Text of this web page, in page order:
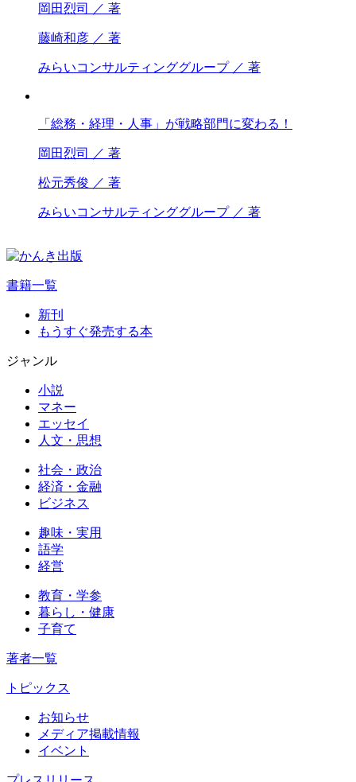
岡田烈司 ／ 著
藤崎和彦 ／ 著
みらいコンサルティンググループ ／ 著
「総務・経理・人事」が戦略部門に変わる！
岡田烈司 ／ 著
松元秀俊 ／ 著
みらいコンサルティンググループ ／ 著
書籍一覧
新刊
もうすぐ発売する本
ジャンル
小説
マネー
エッセイ
人文・思想
社会・政治
経済・金融
ビジネス
趣味・実用
語学
経営
教育・学参
暮らし・健康
子育て
著者一覧
トピックス
お知らせ
メディア掲載情報
イベント